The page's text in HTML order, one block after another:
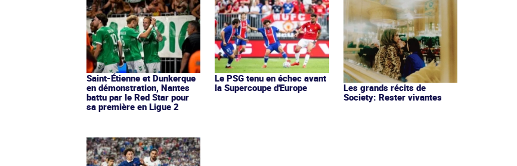
Saint-Étienne et Dunkerque
en démonstration, Nantes
battu par le Red Star pour
sa première en Ligue 2
Le PSG tenu en échec avant
la Supercoupe d'Europe
Les grands récits de
Society: Rester vivantes